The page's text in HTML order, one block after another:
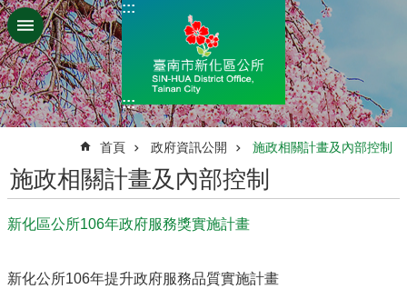
跳到主要內容區塊
:::
:::
首頁 政府資訊公開 施政相關計畫及內部控制
施政相關計畫及內部控制
新化區公所106年政府服務獎實施計畫
新化公所106年提升政府服務品質實施計畫